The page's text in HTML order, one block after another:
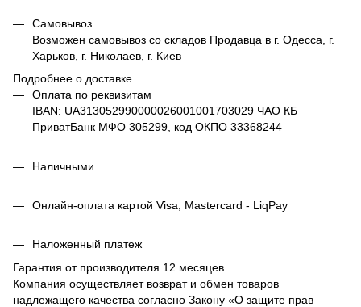
Самовывоз
Возможен самовывоз со складов Продавца в г. Одесса, г.
Харьков, г. Николаев, г. Киев
Подробнее о доставке
Оплата по реквизитам
IBAN: UA313052990000026001001703029 ЧАО КБ
ПриватБанк МФО 305299, код ОКПО 33368244
Наличными
Онлайн-оплата картой Visa, Mastercard - LiqPay
Наложенный платеж
Гарантия от производителя 12 месяцев
Компания осуществляет возврат и обмен товаров
надлежащего качества согласно Закону «О защите прав